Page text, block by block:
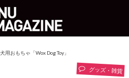
用おもちゃ「Wox Dog Toy」
グッズ・雑貨